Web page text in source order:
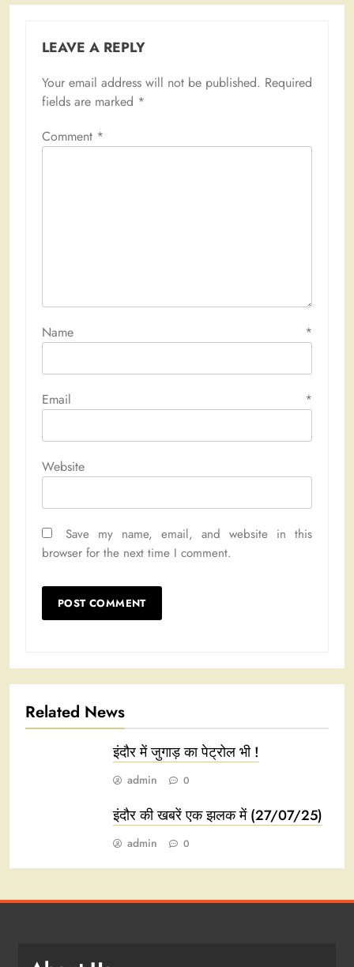
LEAVE A REPLY
Your email address will not be published. Required
fields are marked *
Comment *
Name *
Email *
Website
Save my name, email, and website in this
browser for the next time I comment.
Related News
इंदौर में जुगाड़ का पेट्रोल भी !
admin 0
इंदौर की खबरें एक झलक में (27/07/25)
admin 0